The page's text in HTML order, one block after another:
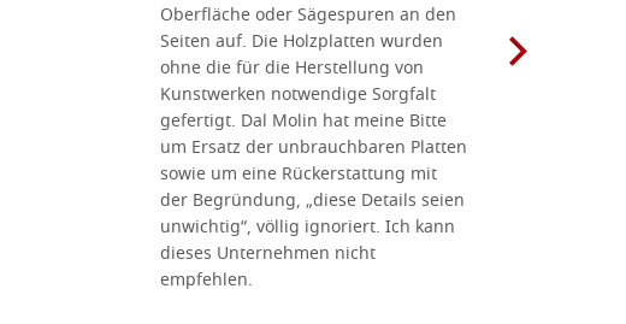
Oberfläche oder Sägespuren an den
Seiten auf. Die Holzplatten wurden
ohne die für die Herstellung von
Kunstwerken notwendige Sorgfalt
gefertigt. Dal Molin hat meine Bitte
um Ersatz der unbrauchbaren Platten
sowie um eine Rückerstattung mit
der Begründung, „diese Details seien
unwichtig“, völlig ignoriert. Ich kann
dieses Unternehmen nicht
empfehlen.